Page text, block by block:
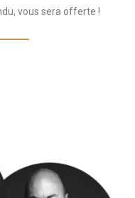
vous sera offerte !